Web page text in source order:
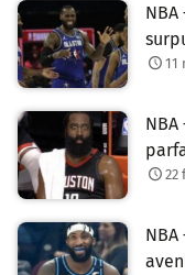
11
22